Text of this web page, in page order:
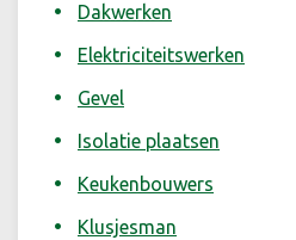
Dakwerken
Elektriciteitswerken
Gevel
Isolatie plaatsen
Keukenbouwers
Klusjesman